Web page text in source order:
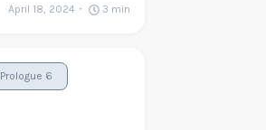
April 18, 2024 3 min
Prologue 6